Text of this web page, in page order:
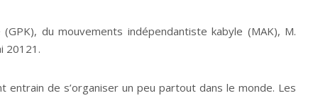
du mouvements indépendantiste kabyle (MAK), M.
20121.
de s’organiser un peu partout dans le monde. Les